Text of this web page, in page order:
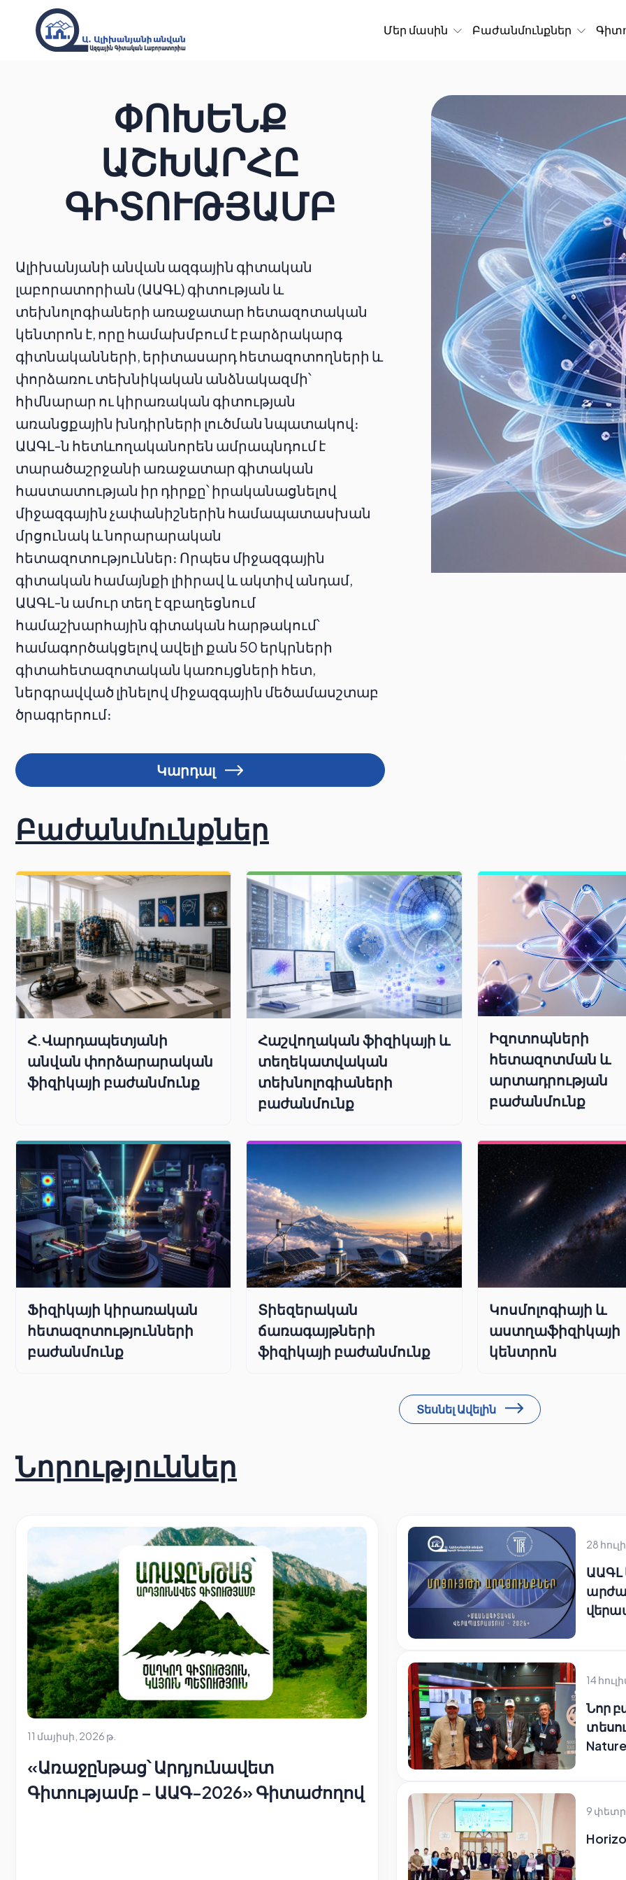
Մեր մասին Բաժանմունքներ
ՓՈԽԵՆՔ
ԱՇԽԱՐՀԸ
ԳԻՏՈՒԹՅԱՄԲ
Ալիխանյանի անվան ազգային գիտական
լաբորատորիան (ԱԱԳԼ) գիտության և
տեխնոլոգիաների առաջատար հետազոտական
կենտրոն է, որը համախմբում է բարձրակարգ
գիտնականների, երիտասարդ հետազոտողների և
փորձառու տեխնիկական անձնակազմի՝
հիմնարար ու կիրառական գիտության
առանցքային խնդիրների լուծման նպատակով։
ԱԱԳԼ-ն հետևողականորեն ամրապնդում է
տարածաշրջանի առաջատար գիտական
հաստատության իր դիրքը՝ իրականացնելով
միջազգային չափանիշներին համապատասխան
մրցունակ և նորարարական
հետազոտություններ։ Որպես միջազգային
գիտական համայնքի լիիրավ և ակտիվ անդամ,
ԱԱԳԼ-ն ամուր տեղ է զբաղեցնում
համաշխարհային գիտական հարթակում՝
համագործակցելով ավելի քան 50 երկրների
գիտահետազոտական կառույցների հետ,
ներգրավված լինելով միջազգային մեծամասշտաբ
ծրագրերում։
Կարդալ
Բաժանմունքներ
Հ.Վարդապետյանի
անվան փորձարարական
ֆիզիկայի բաժանմունք
Հաշվողական ֆիզիկայի և
տեղեկատվական
տեխնոլոգիաների
բաժանմունք
Իզոտոպների
հետազոտման և
արտադրության
բաժանմունք
Ֆիզիկայի կիրառական
հետազոտությունների
բաժանմունք
Տիեզերական
ճառագայթների
ֆիզիկայի բաժանմունք
Կոսմոլոգիայի և
աստղաֆիզիկայի
կենտրոն
Տեսնել Ավելին
Նորություններ
11 մայիսի, 2026 թ.
«Առաջընթաց՝ Արդյունավետ
Գիտությամբ – ԱԱԳ-2026» Գիտաժողով
28
ԱԱԳԼ
14
Նոր
9